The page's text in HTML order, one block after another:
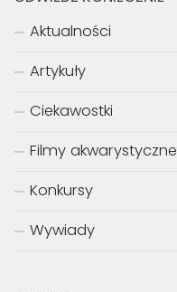
Aktualności
Artykuły
Ciekawostki
Filmy akwarystyczne
Konkursy
Wywiady